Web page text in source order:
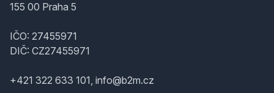
155 00 Praha 5
IČO: 27455971
DIČ: CZ27455971
+421 322 633 101, info@b2m.cz